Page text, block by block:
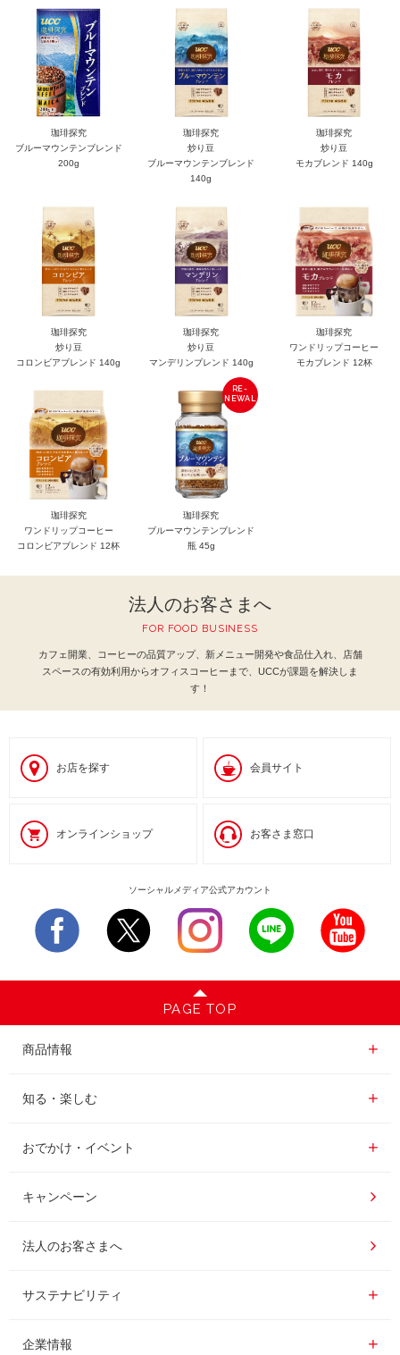
珈琲探究
ブルーマウンテンブレンド
200g
珈琲探究
炒り豆
ブルーマウンテンブレンド
140g
珈琲探究
炒り豆
モカブレンド 140g
珈琲探究
炒り豆
コロンビアブレンド 140g
珈琲探究
炒り豆
マンデリンブレンド 140g
珈琲探究
ワンドリップコーヒー
モカブレンド 12杯
珈琲探究
ワンドリップコーヒー
コロンビアブレンド 12杯
珈琲探究
ブルーマウンテンブレンド
瓶 45g
法人のお客さまへ
FOR FOOD BUSINESS
カフェ開業、コーヒーの品質アップ、新メニュー開発や食品仕入れ、
店舗
スペースの有効利用からオフィスコーヒーまで、UCCが課題を解決しま
す！
お店を探す 会員サイト
オンラインショップ お客さま窓口
ソーシャルメディア公式アカウント
PAGE TOP
商品情報
商品情報一覧
レギュラーコーヒー
インスタントコーヒー
ドリップポッド
知る・楽しむ
知る・楽しむ一覧
おいしいコーヒーの淹れ方
コーヒー百科
レシピ
おでかけ・イベント
おでかけ・イベント情報一覧
UCCコーヒー博物館
UCCコーヒーアカデミー
工場見学
東京ディズニーリゾート®︎
キャンペーン
法人のお客さまへ
サステナビリティ
サステナビリティ
企業情報
企業情報一覧